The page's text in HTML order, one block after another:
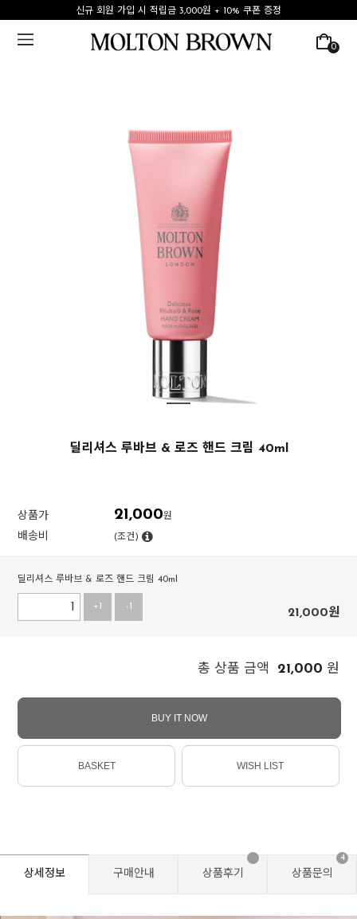
신규 회원 가입 시 적립금 3,000원 + 10% 쿠폰 증정
0
딜리셔스 루바브 & 로즈 핸드 크림 40ml
상품가 21,000원
배송비 (조건)
딜리셔스 루바브 & 로즈 핸드 크림 40ml
+1 -1 21,000원
총 상품 금액 21,000 원
BUY IT NOW
BASKET WISH LIST
상세정보 구매안내 상품후기 상품문의
4